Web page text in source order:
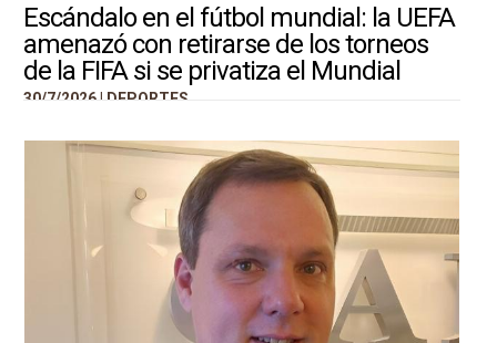
Escándalo en el fútbol mundial: la UEFA
amenazó con retirarse de los torneos
de la FIFA si se privatiza el Mundial
30/7/2026 | DEPORTES